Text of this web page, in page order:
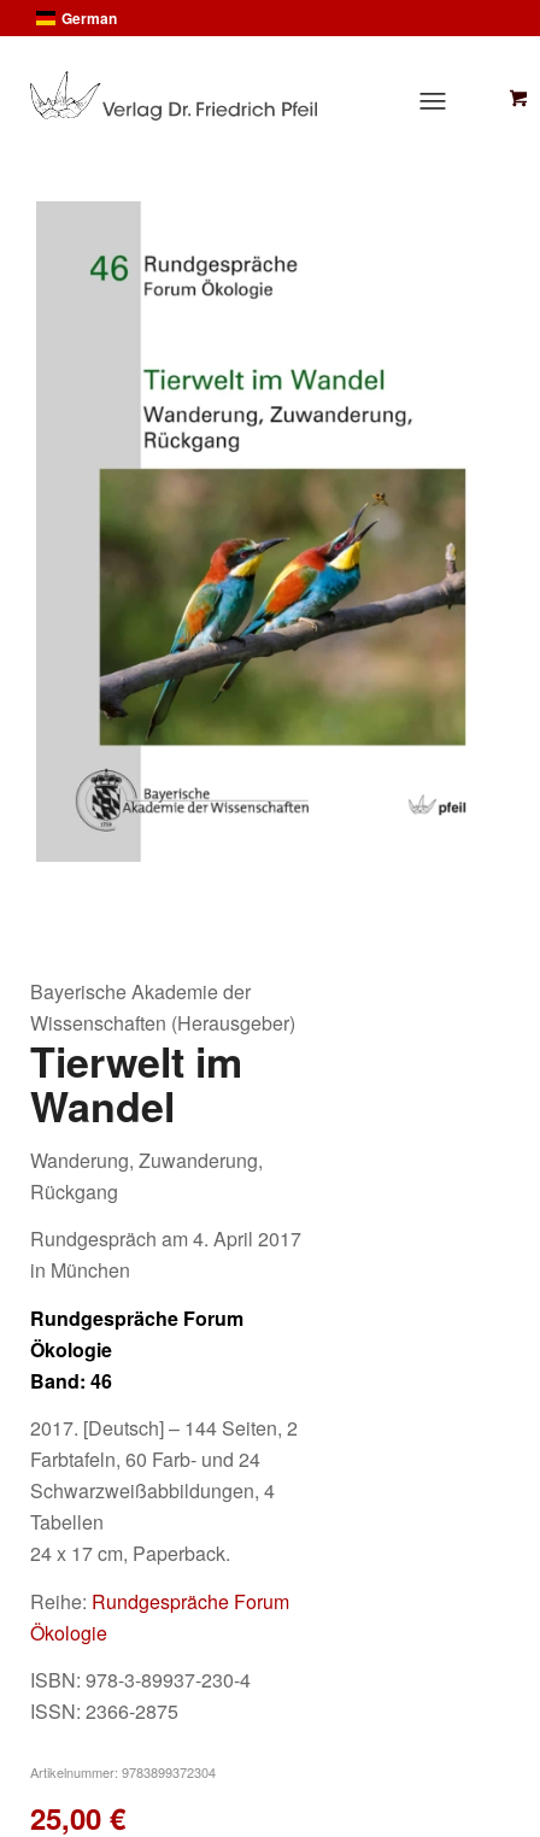
German
Bayerische Akademie der
Wissenschaften (Herausgeber)
Tierwelt im
Wandel
Wanderung, Zuwanderung,
Rückgang
Rundgespräch am 4. April 2017
in München
Rundgespräche Forum
Ökologie
Band: 46
2017. [Deutsch] – 144 Seiten, 2
Farbtafeln, 60 Farb- und 24
Schwarzweißabbildungen, 4
Tabellen
24 x 17 cm, Paperback.
Reihe: Rundgespräche Forum
Ökologie
ISBN: 978-3-89937-230-4
ISSN: 2366-2875
Artikelnummer: 9783899372304
25,00 €